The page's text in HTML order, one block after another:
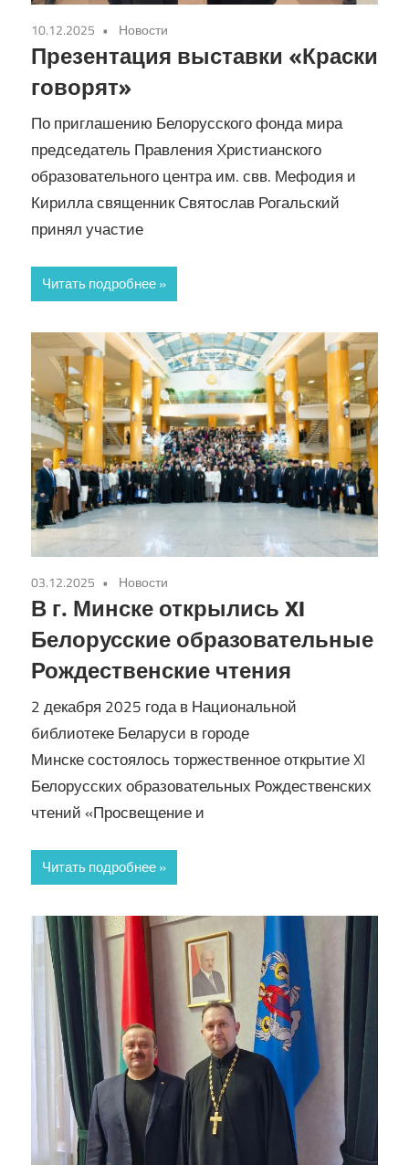
10.12.2025 Новости
Презентация выставки «Краски
говорят»
По приглашению Белорусского фонда мира
председатель Правления Христианского
образовательного центра им. свв. Мефодия и
Кирилла священник Святослав Рогальский
принял участие
Читать подробнее
03.12.2025 Новости
В г. Минске открылись XI
Белорусские образовательные
Рождественские чтения
2 декабря 2025 года в Национальной
библиотеке Беларуси в городе
Минске состоялось торжественное открытие XI
Белорусских образовательных Рождественских
чтений «Просвещение и
Читать подробнее